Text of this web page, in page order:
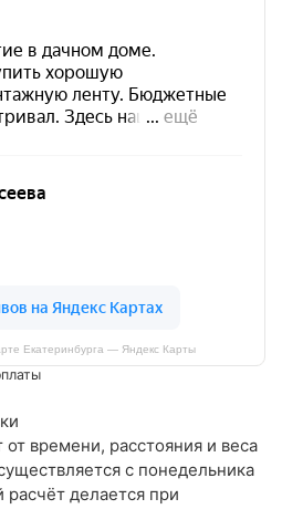
Екатеринбурга — Яндекс Карты
от времени, расстояния и веса
с понедельника
расчёт делается при